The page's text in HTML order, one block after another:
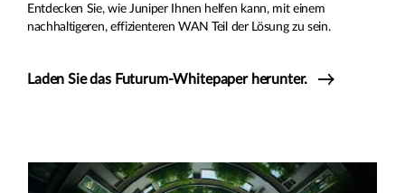
Entdecken Sie, wie Juniper Ihnen helfen kann, mit einem
nachhaltigeren, effizienteren WAN Teil der Lösung zu sein.
Laden Sie das Futurum-Whitepaper herunter.